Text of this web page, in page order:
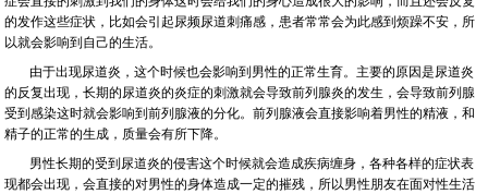
的发作这些症状，比如会引起尿频尿道刺痛感，患者常常会为此感到烦躁不安，所
以就会影响到自己的生活。
由于出现尿道炎，这个时候也会影响到男性的正常生育。主要的原因是尿道炎
的反复出现，长期的尿道炎的炎症的刺激就会导致前列腺炎的发生，会导致前列腺
受到感染这时就会影响到前列腺液的分化。前列腺液会直接影响着男性的精液，和
精子的正常的生成，质量会有所下降。
男性长期的受到尿道炎的侵害这个时候就会造成疾病缠身，各种各样的症状表
现都会出现，会直接的对男性的身体造成一定的摧残，所以男性朋友在面对性生活